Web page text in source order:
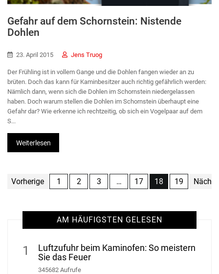
Gefahr auf dem Schornstein: Nistende
Dohlen
23. April 2015 Jens Truog
Der Frühling ist in vollem Gange und die Dohlen fangen wieder an zu
brüten. Doch das kann für Kaminbesitzer auch richtig gefährlich werden:
Nämlich dann, wenn sich die Dohlen im Schornstein niedergelassen
haben. Doch warum stellen die Dohlen im Schornstein überhaupt eine
Gefahr dar? Wie erkenne ich rechtzeitig, ob sich ein Vogelpaar auf dem
S...
Weiterlesen
Vorherige 1 2 3 … 17 18 19
AM HÄUFIGSTEN GELESEN
1
Luftzufuhr beim Kaminofen: So meistern
Sie das Feuer
345682 Aufrufe